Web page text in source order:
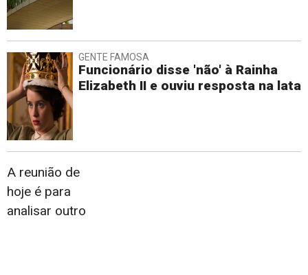
GENTE FAMOSA
Funcionário disse 'não' à Rainha
Elizabeth II e ouviu resposta na lata
A reunião de
hoje é para
analisar outro